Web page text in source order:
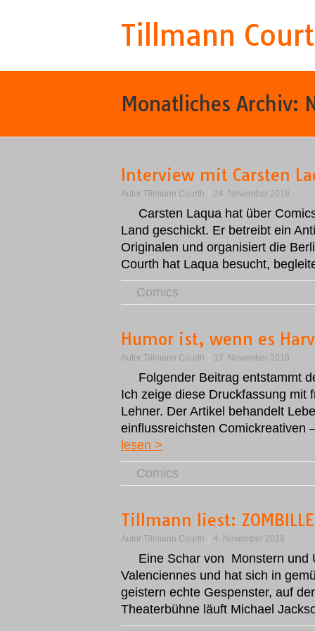
Tillmann
Monatliches Archiv:
Interview mit Carsten
Autor:Tillmann Courth 24. November 2018
Carsten Laqua hat über
Land geschickt. Er betreibt ein
Originalen und organisiert die
Courth hat Laqua besucht,
Comics
Humor ist, wenn es
Autor:Tillmann Courth 17. November 2018
Folgender Beitrag entstammt
Ich zeige diese Druckfassung mit
Lehner. Der Artikel behandelt
einflussreichsten Comickreativen
lesen >
Comics
Tillmann liest:
Autor:Tillmann Courth 4. November 2018
Eine Schar von Monstern und
Valenciennes und hat sich in
geistern echte Gespenster, auf
Theaterbühne läuft Michael